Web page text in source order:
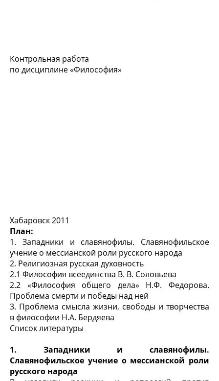
Контрольная работа
по дисциплине «Философия»
Хабаровск 2011
План:
1. Западники и славянофилы. Славянофильское
учение о мессианской роли русского народа
2. Религиозная русская духовность
2.1 Философия всеединства В. В. Соловьева
2.2 «Философия общего дела» Н.Ф. Федорова.
Проблема смерти и победы над ней
3. Проблема смысла жизни, свободы и творчества
в философии Н.А. Бердяева
Список литературы
1. Западники и славянофилы.
Славянофильское учение о мессианской роли
русского народа